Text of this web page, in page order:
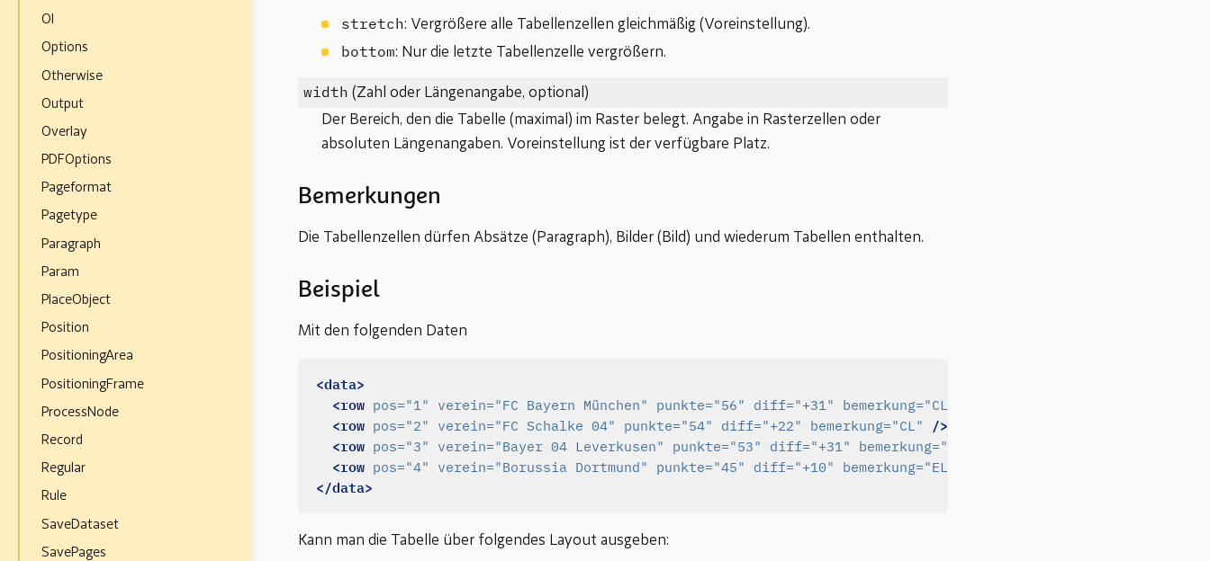
Ol
Options
Otherwise
Output
Overlay
PDFOptions
Pageformat
Pagetype
Paragraph
Param
PlaceObject
Position
PositioningArea
PositioningFrame
ProcessNode
Record
Regular
Rule
SaveDataset
SavePages
stretch: Vergrößere alle Tabellenzellen gleichmäßig (Voreinstellung).
bottom: Nur die letzte Tabellenzelle vergrößern.
width (Zahl oder Längenangabe, optional)
Der Bereich, den die Tabelle (maximal) im Raster belegt. Angabe in Rasterzellen oder
absoluten Längenangaben. Voreinstellung ist der verfügbare Platz.
Bemerkungen
Die Tabellenzellen dürfen Absätze (Paragraph), Bilder (Bild) und wiederum Tabellen enthalten.
Beispiel
Mit den folgenden Daten
<data>
<row pos="1" verein="FC Bayern München" punkte="56" diff="+31" bemerkung="CL"
<row pos="2" verein="FC Schalke 04" punkte="54" diff="+22" bemerkung="CL" />
<row pos="3" verein="Bayer 04 Leverkusen" punkte="53" diff="+31" bemerkung="CL Qual."
<row pos="4" verein="Borussia Dortmund" punkte="45" diff="+10" bemerkung="EL Qual."
</data>
Kann man die Tabelle über folgendes Layout ausgeben: